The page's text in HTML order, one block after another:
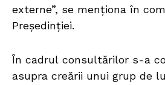
externe”, se menționa în
Președinției.
În cadrul consultărilor s-a
asupra creării unui grup de